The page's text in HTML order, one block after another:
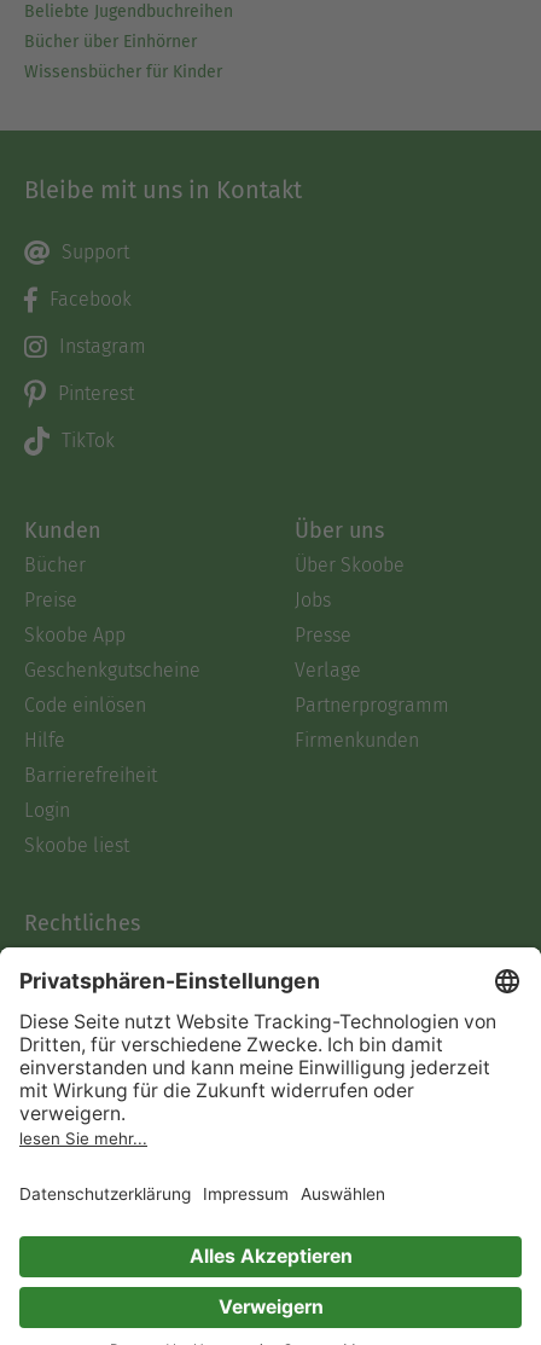
Beliebte Jugendbuchreihen
Bücher über Einhörner
Wissensbücher für Kinder
Bleibe mit uns in Kontakt
Support
Facebook
Instagram
Pinterest
TikTok
Kunden
Bücher
Preise
Skoobe App
Geschenkgutscheine
Code einlösen
Hilfe
Barrierefreiheit
Login
Skoobe liest
Über uns
Über Skoobe
Jobs
Presse
Verlage
Partnerprogramm
Firmenkunden
Rechtliches
AGB
Informationen nach Data
Act
Verträge hier kündigen
Impressum
Immer ein gutes Buch